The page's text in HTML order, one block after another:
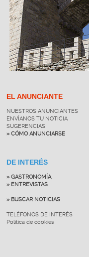
EL ANUNCIANTE
NUESTROS ANUNCIANTES
ENVÍANOS TU NOTICIA
SUGERENCIAS
» CÓMO ANUNCIARSE
DE INTERÉS
» GASTRONOMÍA
» ENTREVISTAS
» BUSCAR NOTICIAS
TELÉFONOS DE INTERÉS
Política de cookies